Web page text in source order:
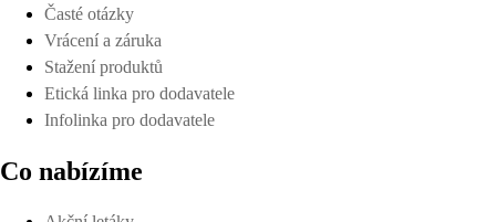
Časté otázky
Vrácení a záruka
Stažení produktů
Etická linka pro dodavatele
Infolinka pro dodavatele
Co nabízíme